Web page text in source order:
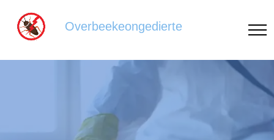
Overbeekeongedierte